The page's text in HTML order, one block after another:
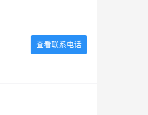
查看联系电话